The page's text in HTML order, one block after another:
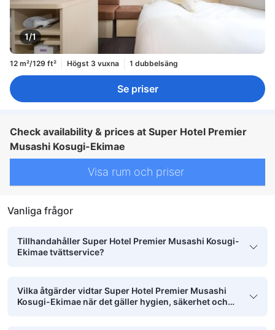
1/1
12 m²/129 ft² Högst 3 vuxna 1 dubbelsäng
Se priser
Check availability & prices at Super Hotel Premier
Musashi Kosugi-Ekimae
Visa rum och priser
Vanliga frågor
Tillhandahåller Super Hotel Premier Musashi Kosugi-
Ekimae tvättservice?
Vilka åtgärder vidtar Super Hotel Premier Musashi
Kosugi-Ekimae när det gäller hygien, säkerhet och